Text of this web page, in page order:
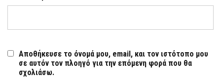
Αποθήκευσε το όνομά μου, email, και τον ιστότοπο μου
σε αυτόν τον πλοηγό για την επόμενη φορά που θα
σχολιάσω.